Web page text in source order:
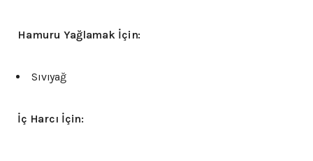
Hamuru Yağlamak İçin:
Sıvıyağ
İç Harcı İçin: